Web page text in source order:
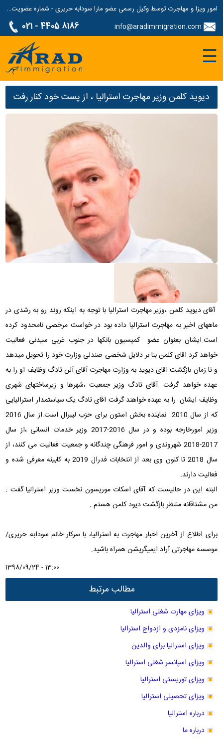
امور ویزا و مهاجرت توسط وکیل رسمی عضو مارا سودابه حریری - شماره عضویت مارا: 1687507
021 - 4405 8186 info@aradimmigration.com
☰
دیوید کلمن وزیر مهاجرت استرالیا ، از پست خود کنار رفت
آقای دیوید کلمن ،وزیر مهاجرت استرالیا با توجه به اینکه روند رو به رشدی در
ماههای اخیر به مهاجرت استرالیا داده بود در خواست مرخصی نامحدود کرده
است.ایشان بعنوان عضو کمیسیون بانکها در جنوب غربی سیدنی فعالیت
خواهد کرد.اقای کلمن بنا بر دلایل شخصی صندلی وزارت خود را تحویل میدهد
و تا زمان بازگشت اقای دیوید به وزارت مهاجرت آقای آلن تادگ وظایف او را به
عهده خواهد گرفت .آقای تادگ وزیر جمعیت ،شهرها و زیرساختهای شهری
وظایف ایشان را به عهده خواهند گرفت اقای تادگ یک سیاستمدار استرالیایی
که از سال 2010 نماینده بخش استون برای حزب لیبرال است.از سال 2016
وزیر امورخارجه بوده و در سال 2016-2017 وزیر خدمات انسانی ،از سال
2017-2018 شهروندی و امور فرهنگی چندگانه و جمعیت فعالیت می کنند، از
سال 2018 تا کنون وی بعد از انتخابات فدرال 2019 به کابینه معرفی شده و
فعالیت دارند.
البته این در حالیست که آقای اسکات موریسون نخست وزیر استرالیا گفت :
من مشتاقانه منتظر بازگشت دیود کلمن هستم .
برای اطلاع از آخرین اخبار مهاجرت به استرالیا، با سرکار خانم سودابه حریری/
موسسه مهاجرتی آراد ایمیگریشن همراه باشید.
1398/09/24 - 13:00
مطالب مرتبط
ویزای مهارت شغلی استرالیا
ویزای نامزدی و ازدواج استرالیا
ویزای استرالیا برای والدین
ویزای اسپانسر شغلی استرالیا
ویزای توریستی استرالیا
ویزای تحصیلی استرالیا
درباره استرالیا
درباره ما